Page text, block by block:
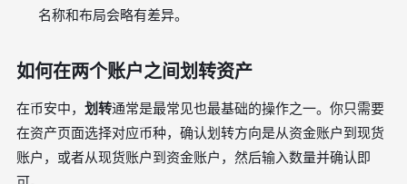
名称和布局会略有差异。
如何在两个账户之间划转资产
在币安中， 划转通常是最常见也最基础的操作之一。你只需要
在资产页面选择对应币种，确认划转方向是从资金账户到现货
账户，或者从现货账户到资金账户，然后输入数量并确认即